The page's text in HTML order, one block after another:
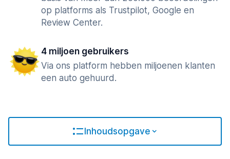
op platforms als Trustpilot, Google en
Review Center.
4 miljoen gebruikers
Via ons platform hebben miljoenen klanten
een auto gehuurd.
Inhoudsopgave